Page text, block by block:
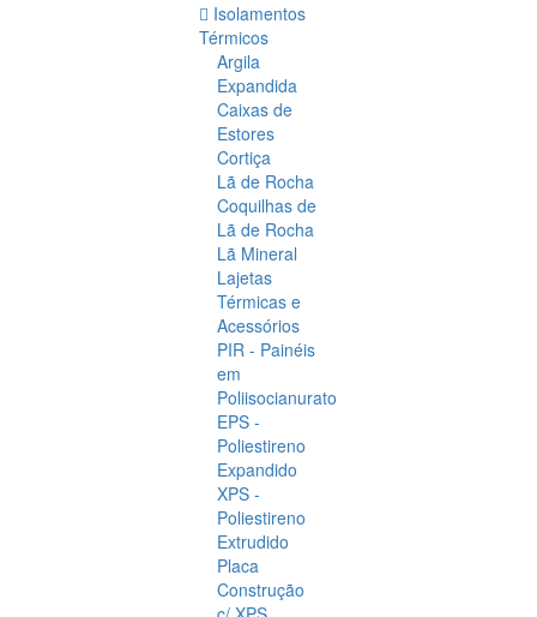
Isolamentos
Térmicos
Argila
Expandida
Caixas de
Estores
Cortiça
Lã de Rocha
Coquilhas de
Lã de Rocha
Lã Mineral
Lajetas
Térmicas e
Acessórios
PIR - Painéis
em
Poliisocianurato
EPS -
Poliestireno
Expandido
XPS -
Poliestireno
Extrudido
Placa
Construção